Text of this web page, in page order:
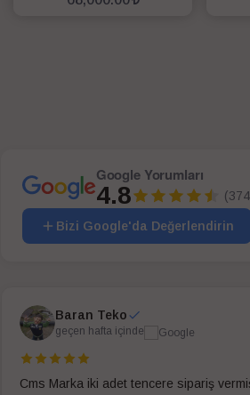
Google Yorumları
4.8
Bizi Google'da Değerlendirin
Baran Teko
geçen hafta içinde
Cms Marka iki adet tencere sipariş